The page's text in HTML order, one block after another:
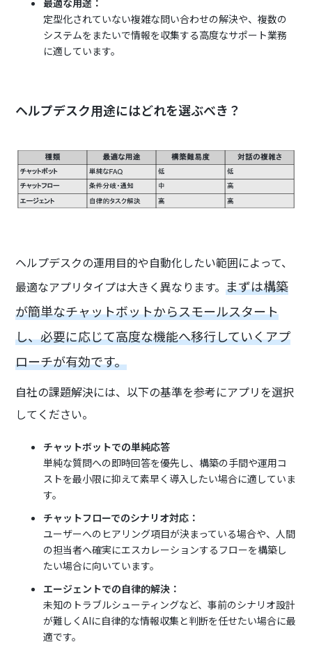
定型化されていない複雑な問い合わせの解決や、複数の
システムをまたいで情報を収集する高度なサポート業務
に適しています。
ヘルプデスク用途にはどれを選ぶべき？
ヘルプデスクの運用目的や自動化したい範囲によって、
最適なアプリタイプは大きく異なります。まずは構築
が簡単なチャットボットからスモールスタート
し、必要に応じて高度な機能へ移行していくアプ
ローチが有効です。
自社の課題解決には、以下の基準を参考にアプリを選択
してください。
チャットボットでの単純応答
単純な質問への即時回答を優先し、構築の手間や運用コ
ストを最小限に抑えて素早く導入したい場合に適していま
す。
チャットフローでのシナリオ対応：
ユーザーへのヒアリング項目が決まっている場合や、人間
の担当者へ確実にエスカレーションするフローを構築し
たい場合に向いています。
エージェントでの自律的解決：
未知のトラブルシューティングなど、事前のシナリオ設計
が難しくAIに自律的な情報収集と判断を任せたい場合に最
適です。